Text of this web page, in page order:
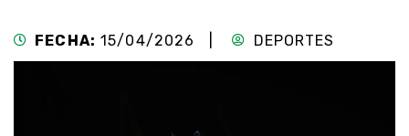
FECHA: 15/04/2026 | DEPORTES